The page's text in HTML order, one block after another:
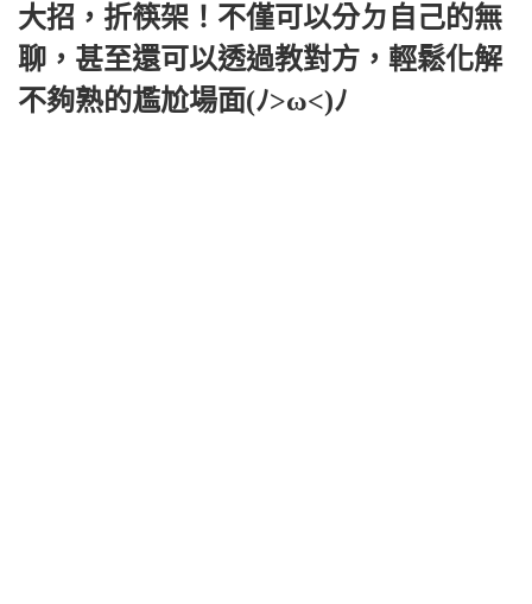
大招，折筷架！不僅可以分ㄉ自己的無
聊，甚至還可以透過教對方，輕鬆化解
不夠熟的尷尬場面(ﾉ>ω<)ﾉ